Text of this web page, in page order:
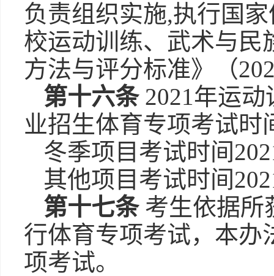
负责组织实施,执行国
校运动训练、武术与民
方法与评分标准》（
第十六条2021年运动
业招生体育专项考试时
冬季项目考试时间
其他项目考试时间
第十七条考生依据所
行体育专项考试，本办
项考试。